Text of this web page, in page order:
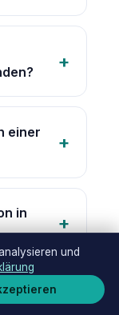
einer
in
und